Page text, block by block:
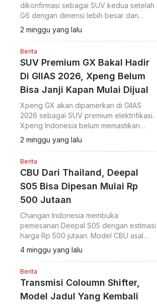
dikonfirmasi sebagai SUV kedua setelah
G6 dengan dimensi lebih besar dan
upgrade ADAS berbasis AI.
2 minggu yang lalu
Berita
SUV Premium GX Bakal Hadir
Di GIIAS 2026, Xpeng Belum
Bisa Janji Kapan Mulai Dijual
Xpeng GX akan dipamerkan di GIIAS
2026 sebagai SUV premium elektrifikasi.
Xpeng Indonesia belum memastikan
jadwal penjualan resmi di pasar
domestik.
2 minggu yang lalu
Berita
CBU Dari Thailand, Deepal
S05 Bisa Dipesan Mulai Rp
500 Jutaan
Changan Indonesia membuka
pemesanan Deepal S05 dengan estimasi
harga Rp 500 jutaan. Model CBU asal
Thailand ini hadir dalam varian BEV dan
REEV.
4 minggu yang lalu
Berita
Transmisi Coloumn Shifter,
Model Jadul Yang Kembali